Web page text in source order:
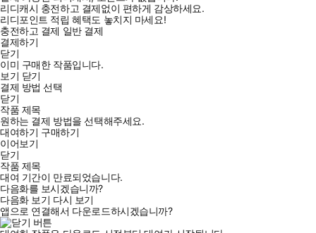
리디캐시 충전하고 결제없이 편하게 감상하세요.
리디포인트 적립 혜택도 놓치지 마세요!
충전하고 결제 일반 결제
결제하기
닫기
이미 구매한 작품입니다.
보기 닫기
결제 방법 선택
닫기
작품 제목
원하는 결제 방법을 선택해주세요.
대여하기 구매하기
이어보기
닫기
작품 제목
대여 기간이 만료되었습니다.
다음화를 보시겠습니까?
다음화 보기 다시 보기
앱으로 연결해서 다운로드하시겠습니까?